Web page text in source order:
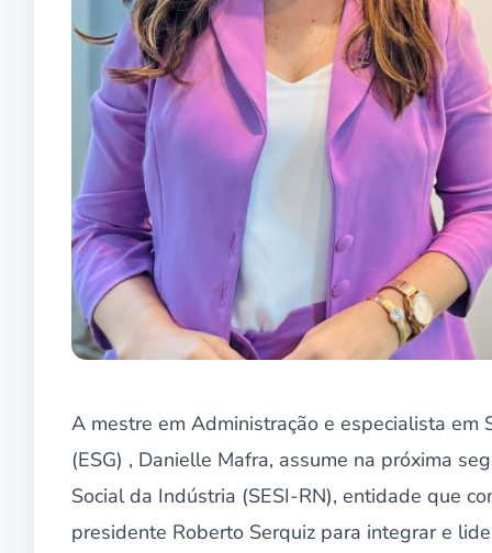
A mestre em Administração e especialista
(ESG) , Danielle Mafra, assume na próxima
Social da Indústria (SESI-RN), entidade que
presidente Roberto Serquiz para integrar e